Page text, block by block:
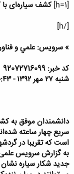
ه
و
ض
ع
[h=1]
کشف سیاره‌ای با
[/h]
» سرویس: علمي و
کد خبر: 92072716099
شنبه ۲۷ مهر ۱۳۹۲ - ۰۰:۴۳
دانشمندان موفق به
سریع چهار ساعته
است که تقریبا در
به گزارش سرویس
جدید شکار سیاره نشان